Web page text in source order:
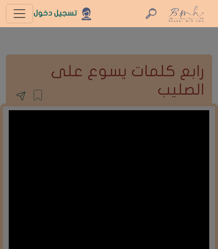
تسجيل دخول
رابع كلمات يسوع على
الصليب